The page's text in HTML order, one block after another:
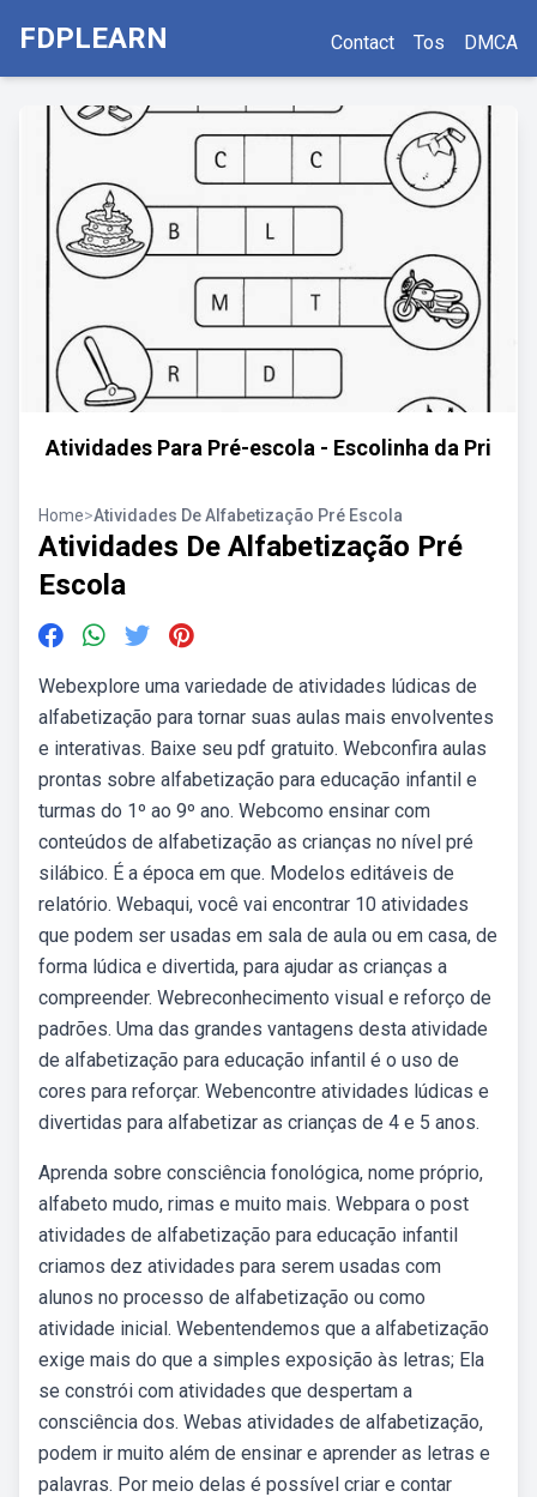
FDPLEARN Contact Tos DMCA
Atividades Para Pré-escola - Escolinha da Pri
Home>Atividades De Alfabetização Pré Escola
Atividades De Alfabetização Pré
Escola
Webexplore uma variedade de atividades lúdicas de
alfabetização para tornar suas aulas mais envolventes
e interativas. Baixe seu pdf gratuito. Webconfira aulas
prontas sobre alfabetização para educação infantil e
turmas do 1º ao 9º ano. Webcomo ensinar com
conteúdos de alfabetização as crianças no nível pré
silábico. É a época em que. Modelos editáveis de
relatório. Webaqui, você vai encontrar 10 atividades
que podem ser usadas em sala de aula ou em casa, de
forma lúdica e divertida, para ajudar as crianças a
compreender. Webreconhecimento visual e reforço de
padrões. Uma das grandes vantagens desta atividade
de alfabetização para educação infantil é o uso de
cores para reforçar. Webencontre atividades lúdicas e
divertidas para alfabetizar as crianças de 4 e 5 anos.
Aprenda sobre consciência fonológica, nome próprio,
alfabeto mudo, rimas e muito mais. Webpara o post
atividades de alfabetização para educação infantil
criamos dez atividades para serem usadas com
alunos no processo de alfabetização ou como
atividade inicial. Webentendemos que a alfabetização
exige mais do que a simples exposição às letras; Ela
se constrói com atividades que despertam a
consciência dos. Webas atividades de alfabetização,
podem ir muito além de ensinar e aprender as letras e
palavras. Por meio delas é possível criar e contar